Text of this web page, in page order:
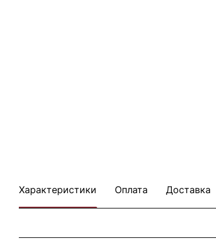
Характеристики Оплата Доставка